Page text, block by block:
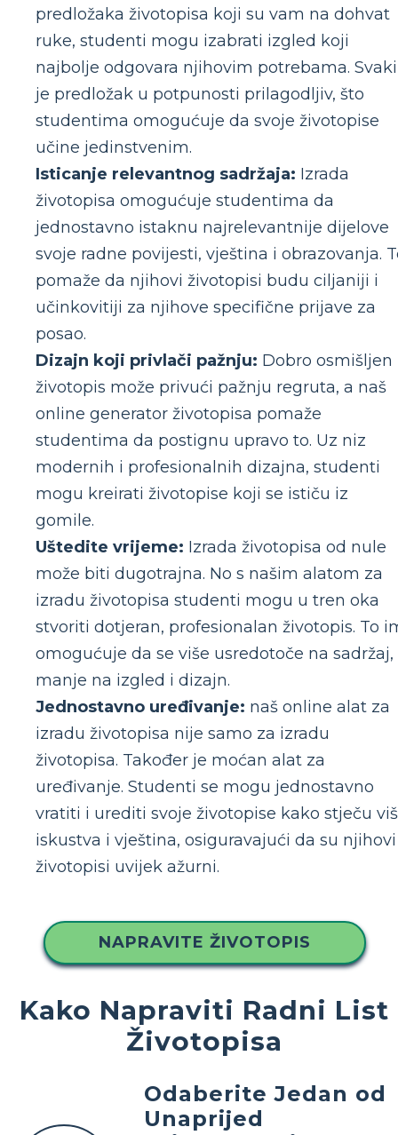
predložaka životopisa koji su vam na dohvat
ruke, studenti mogu izabrati izgled koji
najbolje odgovara njihovim potrebama. Svaki
je predložak u potpunosti prilagodljiv, što
studentima omogućuje da svoje životopise
učine jedinstvenim.
Isticanje relevantnog sadržaja: Izrada
životopisa omogućuje studentima da
jednostavno istaknu najrelevantnije dijelove
svoje radne povijesti, vještina i obrazovanja.
pomaže da njihovi životopisi budu ciljaniji i
učinkovitiji za njihove specifične prijave za
posao.
Dizajn koji privlači pažnju: Dobro osmišljen
životopis može privući pažnju regruta, a naš
online generator životopisa pomaže
studentima da postignu upravo to. Uz niz
modernih i profesionalnih dizajna, studenti
mogu kreirati životopise koji se ističu iz
gomile.
Uštedite vrijeme: Izrada životopisa od nule
može biti dugotrajna. No s našim alatom za
izradu životopisa studenti mogu u tren oka
stvoriti dotjeran, profesionalan životopis. To
omogućuje da se više usredotoče na sadržaj,
manje na izgled i dizajn.
Jednostavno uređivanje: naš online alat za
izradu životopisa nije samo za izradu
životopisa. Također je moćan alat za
uređivanje. Studenti se mogu jednostavno
vratiti i urediti svoje životopise kako stječu
iskustva i vještina, osiguravajući da su njihovi
životopisi uvijek ažurni.
NAPRAVITE ŽIVOTOPIS
Kako Napraviti Radni List
Životopisa
Odaberite Jedan od
Unaprijed